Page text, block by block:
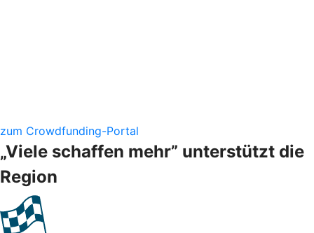
zum Crowdfunding-Portal
„Viele schaffen mehr” unterstützt die
Region